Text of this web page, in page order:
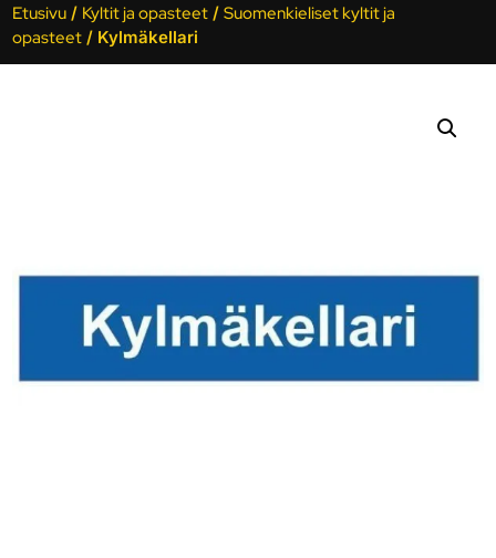
Etusivu / Kyltit ja opasteet /Suomenkieliset kyltit ja
opasteet / Kylmäkellari